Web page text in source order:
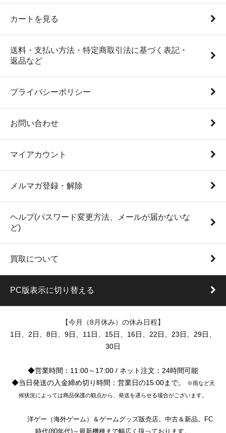
カートを見る
送料・支払い方法・特定商取引法に基づく表記・
返品など
プライバシーポリシー
お問い合わせ
マイアカウント
メルマガ登録・解除
ヘルプ(パスワード変更方法、メールが届かないな
ど)
買取について
PC版表示に切り替える
【今月（8月休み）の休み日程】
1日、2日、8日、9日、11日、15日、16日、22日、23日、29日、
30日
◆営業時間：11:00～17:00 / ネット注文：24時間可能
◆当日発送の入金締め切り時間：営業日の15:00まで。
※雨など天
候状況によっては商品保護の観点から、発送を遅らせる場合がございます。
洋ゲー（海外ゲーム）＆ゲームグッズ販売店。中古＆新品。FC
時代(80年代)～最新機種まで幅広く扱っております。